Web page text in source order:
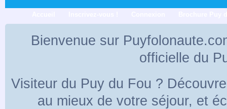
Bienvenue sur
officielle du
Visiteur du Puy du Fou ?
au mieux de votre séjour, et